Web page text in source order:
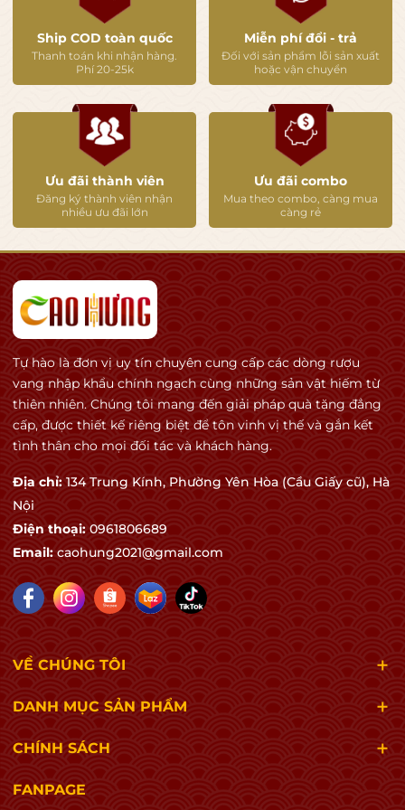
🍽️ Kết hợp món ăn
🥩 Bò nướng / steak
🍖 Sườn cừu Úc
🦆 Vịt quay
🍕 Món nướng BBQ
🧀 Phô mai cheddar
Ship COD toàn quốc
Thanh toán khi nhận hàng.
Phí 20-25k
Miễn phí đổi - trả
Đối với sản phẩm lỗi sản xuất
hoặc vận chuyển
Ưu đãi thành viên
Đăng ký thành viên nhận
nhiều ưu đãi lớn
Ưu đãi combo
Mua theo combo, càng mua
càng rẻ
Tự hào là đơn vị uy tín chuyên cung cấp các dòng rượu
vang nhập khẩu chính ngạch cùng những sản vật hiếm từ
thiên nhiên. Chúng tôi mang đến giải pháp quà tặng đẳng
cấp, được thiết kế riêng biệt để tôn vinh vị thế và gắn kết
tình thân cho mọi đối tác và khách hàng.
Địa chỉ: 134 Trung Kính, Phường Yên Hòa (Cầu Giấy cũ), Hà
Nội
Điện thoại: 0961806689
Email: caohung2021@gmail.com
VỀ CHÚNG TÔI
DANH MỤC SẢN PHẨM
CHÍNH SÁCH
FANPAGE